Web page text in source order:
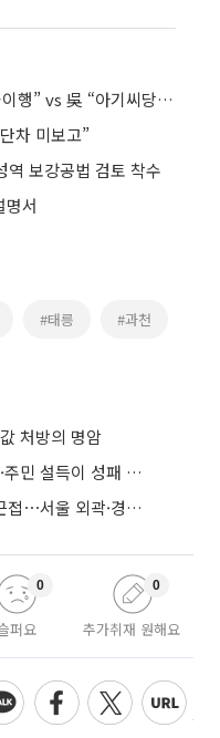
주택공급 공방 ⋯鄭 “주택 공약 불이행” vs 吳 “아기씨당 의혹 답변해야”
차 미보고”
역 보강공법 검토 착수
명서
#태릉 #과천
처방의 명암
정부 공급카드 임박…서울시 협의·주민 설득이 성패 가른다
강남·서초 아파트값 오름폭 보합 근접⋯서울 외곽·경기 남부 중심 매수세
퍼요
0
추가취재 원해요
0